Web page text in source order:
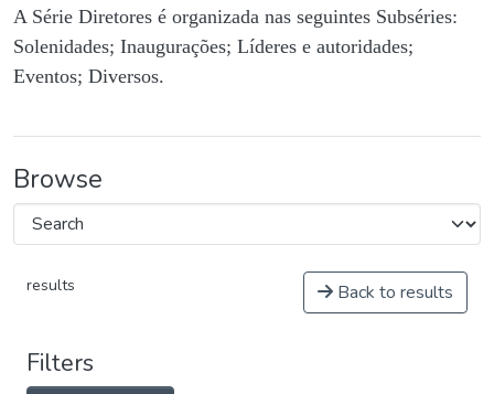
A Série Diretores é organizada nas seguintes Subséries:
Solenidades; Inaugurações; Líderes e autoridades;
Eventos; Diversos.
Browse
results Back to results
Filters